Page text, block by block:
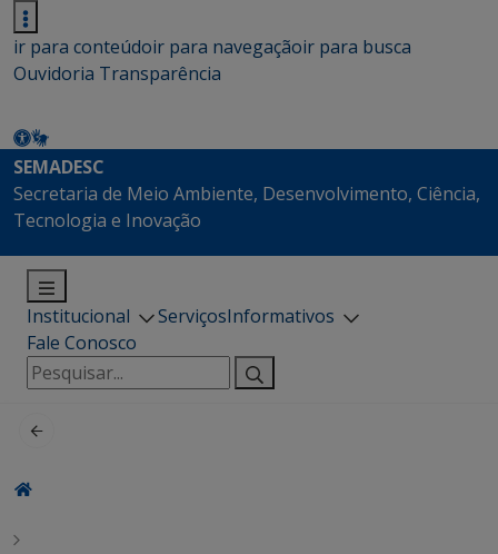
ir para conteúdoir para navegaçãoir para busca
Ouvidoria Transparência
SEMADESC
Secretaria de Meio Ambiente, Desenvolvimento, Ciência,
Tecnologia e Inovação
Institucional ServiçosInformativos
Fale Conosco
Pesquisar
por: